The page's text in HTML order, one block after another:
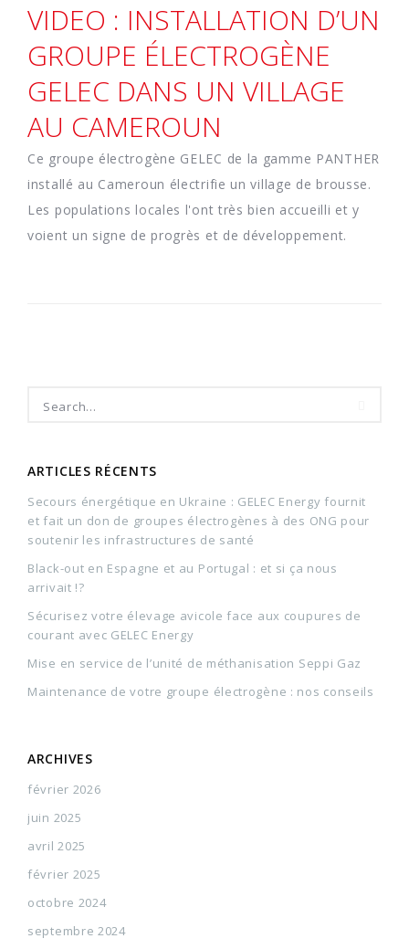
VIDEO : INSTALLATION D’UN
GROUPE ÉLECTROGÈNE
GELEC DANS UN VILLAGE
AU CAMEROUN
Ce groupe électrogène GELEC de la gamme PANTHER
installé au Cameroun électrifie un village de brousse.
Les populations locales l'ont très bien accueilli et y
voient un signe de progrès et de développement.
ARTICLES RÉCENTS
Secours énergétique en Ukraine : GELEC Energy fournit
et fait un don de groupes électrogènes à des ONG pour
soutenir les infrastructures de santé
Black-out en Espagne et au Portugal : et si ça nous
arrivait !?
Sécurisez votre élevage avicole face aux coupures de
courant avec GELEC Energy
Mise en service de l’unité de méthanisation Seppi Gaz
Maintenance de votre groupe électrogène : nos conseils
ARCHIVES
février 2026
juin 2025
avril 2025
février 2025
octobre 2024
septembre 2024